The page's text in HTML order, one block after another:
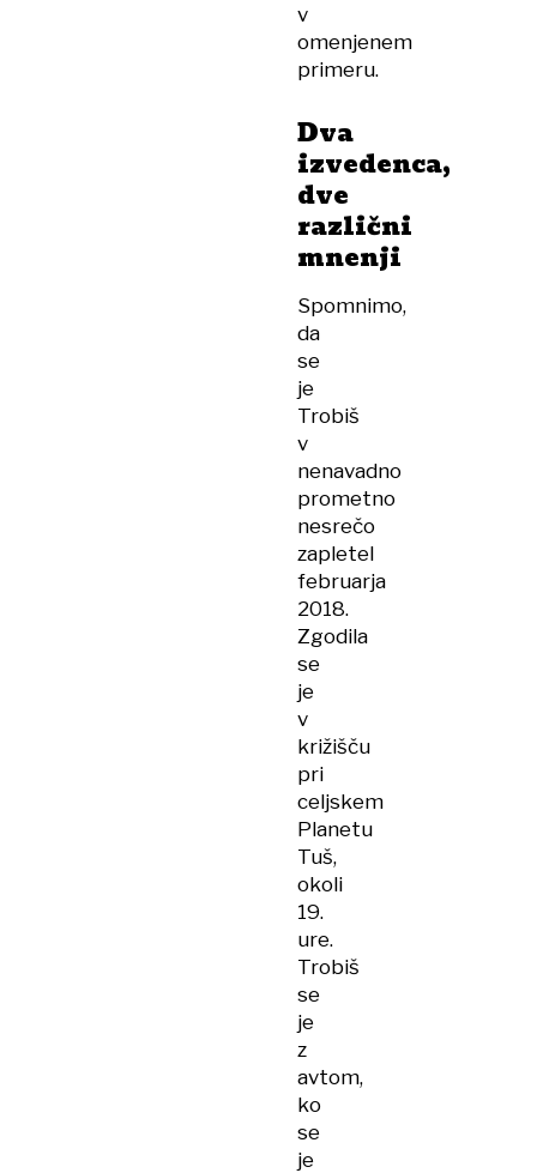
v
omenjenem
primeru.
Dva
izvedenca,
dve
različni
mnenji
Spomnimo,
da
se
je
Trobiš
v
nenavadno
prometno
nesrečo
zapletel
februarja
2018.
Zgodila
se
je
v
križišču
pri
celjskem
Planetu
Tuš,
okoli
19.
ure.
Trobiš
se
je
z
avtom,
ko
se
je